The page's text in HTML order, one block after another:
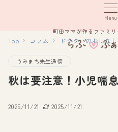
Menu
町田ママが作るファミ
Top コラム ドクターのおはなし
うみまち先生通信
秋は要注意！小児喘
2025/11/21 2025/11/21